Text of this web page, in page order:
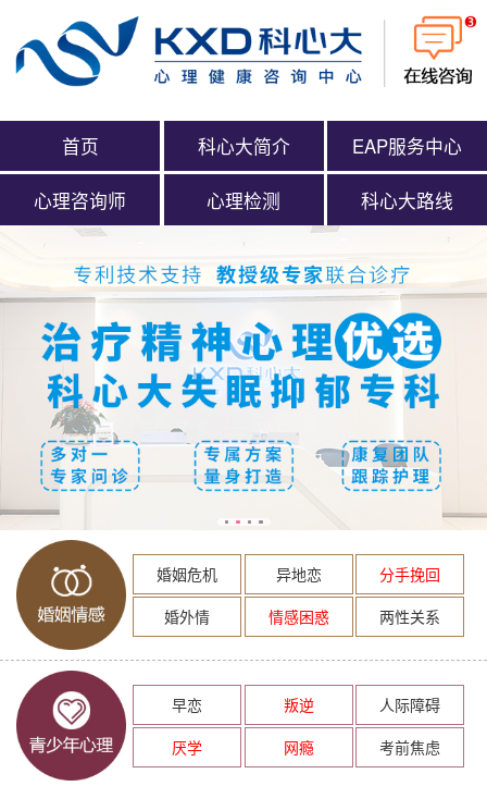
首页 科心大简介 EAP服务中心
心理咨询师 心理检测 科心大路线
婚姻危机 异地恋
分手挽回
婚外情
情感困惑 两性关系
早恋 叛逆
人际障碍
厌学
网瘾 考前焦虑